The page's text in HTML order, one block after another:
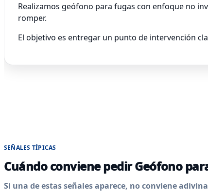
Realizamos geófono para fugas con enfoque no
romper.
El objetivo es entregar un punto de intervención
SEÑALES TÍPICAS
Cuándo conviene pedir Geófono
Si una de estas señales aparece, no conviene